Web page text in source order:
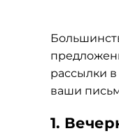
рассылки
ваши
1.